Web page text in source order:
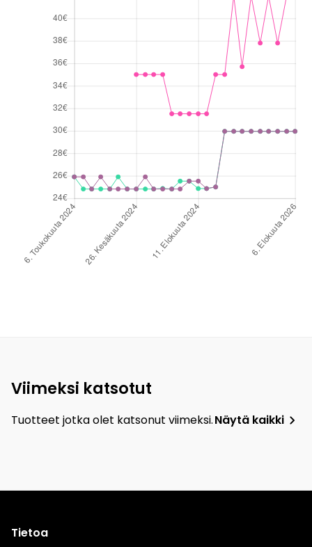
Viimeksi katsotut
Tuotteet jotka olet katsonut viimeksi.Näytä kaikki
Tietoa